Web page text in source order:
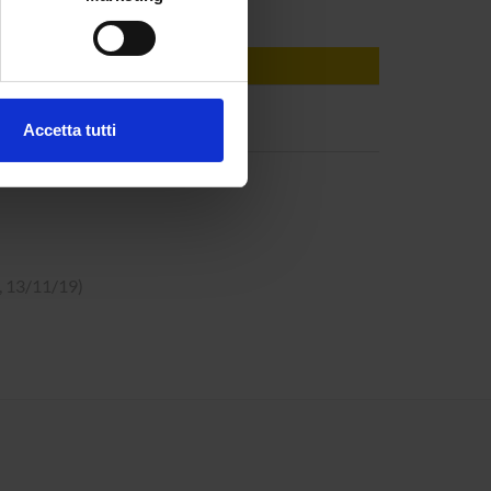
che hai fornito loro o
Accetta tutti